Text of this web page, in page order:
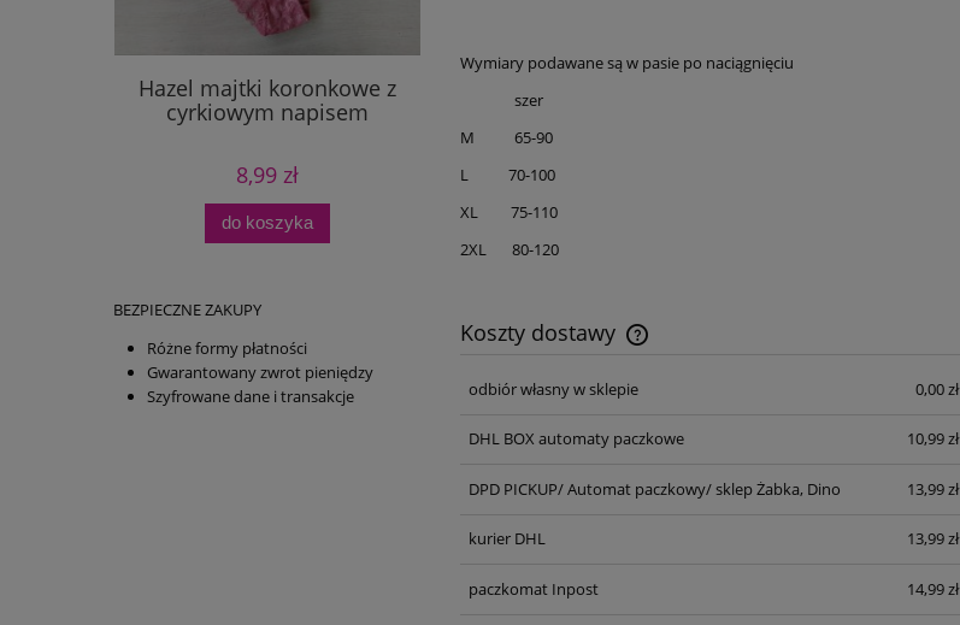
Hazel majtki koronkowe z
cyrkiowym napisem
8,99 zł
do koszyka
BEZPIECZNE ZAKUPY
Różne formy płatności
Gwarantowany zwrot pieniędzy
Szyfrowane dane i transakcje
Wymiary podawane są w pasie po naciągnięciu
szer
M 65-90
L 70-100
XL 75-110
2XL 80-120
Koszty dostawy
Cena nie zawiera ewentualnych kosztów
odbiór własny w sklepie 0,00 zł
DHL BOX automaty paczkowe 10,99 zł
DPD PICKUP/ Automat paczkowy/ sklep Żabka, Dino 13,99 zł
kurier DHL 13,99 zł
paczkomat Inpost 14,99 zł